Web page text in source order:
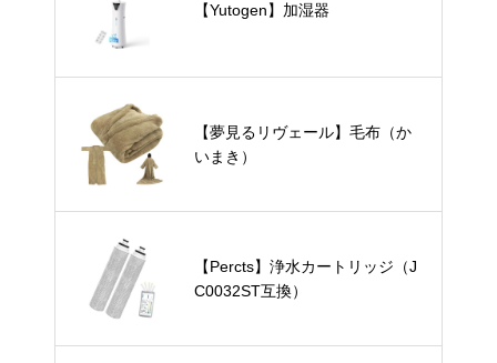
【Yutogen】加湿器
【夢見るリヴェール】毛布（か
いまき）
【Percts】浄水カートリッジ（J
C0032ST互換）